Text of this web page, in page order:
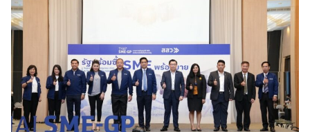
พัฒนาผลิตภัณฑ์
หน้าแรก
อบรมสัมมนาออฟไลน์และออนไลน์